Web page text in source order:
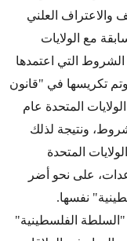
العلني
مع الولايات
التي اعتمدها
وتم تكريسها في "قانون
المتحدة عام
ونتيجة لذلك
المتحدة
على نحو أضر
نفسها.
"السلطة الفلسطينية"